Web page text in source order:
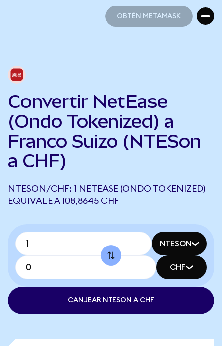
OBTÉN METAMASK
Convertir NetEase
(Ondo Tokenized) a
Franco Suizo (NTESon
a CHF)
NTESON/CHF: 1 NETEASE (ONDO TOKENIZED)
EQUIVALE A 108,8645 CHF
NTESON
CHF
CANJEAR NTESON A CHF